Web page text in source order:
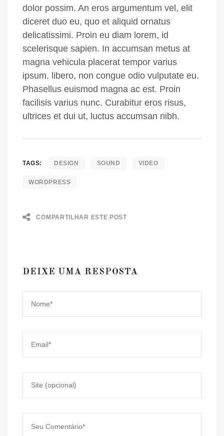
dolor possim. An eros argumentum vel, elit
diceret duo eu, quo et aliquid ornatus
delicatissimi. Proin eu diam lorem, id
scelerisque sapien. In accumsan metus at
magna vehicula placerat tempor varius
ipsum. libero, non congue odio vulputate eu.
Phasellus euismod magna ac est. Proin
facilisis varius nunc. Curabitur eros risus,
ultrices et dui ut, luctus accumsan nibh.
TAGS: DESIGN SOUND VIDEO
WORDPRESS
COMPARTILHAR ESTE POST
DEIXE UMA RESPOSTA